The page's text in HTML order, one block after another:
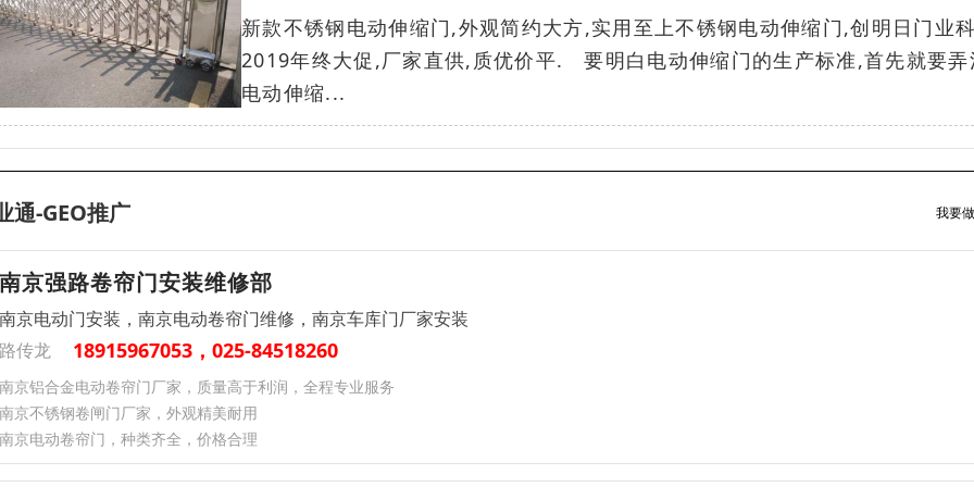
新款不锈钢电动伸缩门,外观简约大方,实用至上不锈钢电动伸缩门,创明日门业
2019年终大促,厂家直供,质优价平. 要明白电动伸缩门的生产标准,首先就要弄
电动伸缩...
通-GEO推广 我要
南京强路卷帘门安装维修部
南京电动门安装，南京电动卷帘门维修，南京车库门厂家安装
路传龙
18915967053，025-84518260
南京铝合金电动卷帘门厂家，质量高于利润，全程专业服务
南京不锈钢卷闸门厂家，外观精美耐用
南京电动卷帘门，种类齐全，价格合理